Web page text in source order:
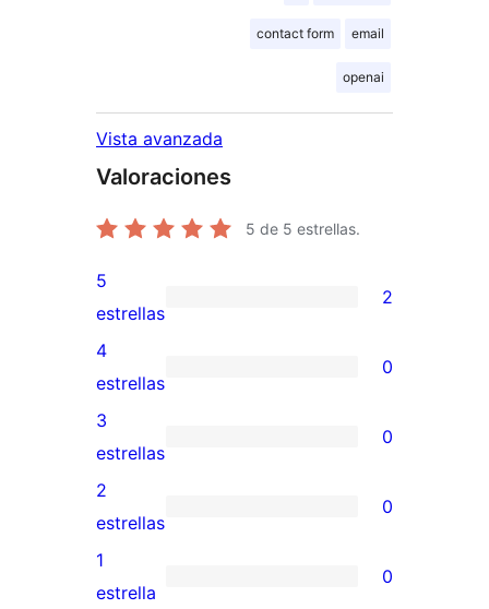
contact form email
openai
Vista avanzada
Valoraciones
5 de 5 estrellas.
2
valoraciones
de
5
estrellas
5
estrellas
2
0
valoraciones
de
4
estrellas
4
estrellas
0
0
valoraciones
de
3
estrellas
3
estrellas
0
0
valoraciones
de
2
estrellas
0
0
1
estrella
0